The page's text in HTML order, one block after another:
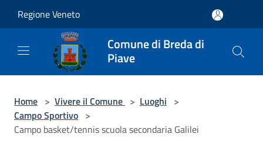
Regione Veneto
Comune di Breda di
Piave
Home > Vivere il Comune > Luoghi >
Campo Sportivo >
Campo basket/tennis scuola secondaria Galilei